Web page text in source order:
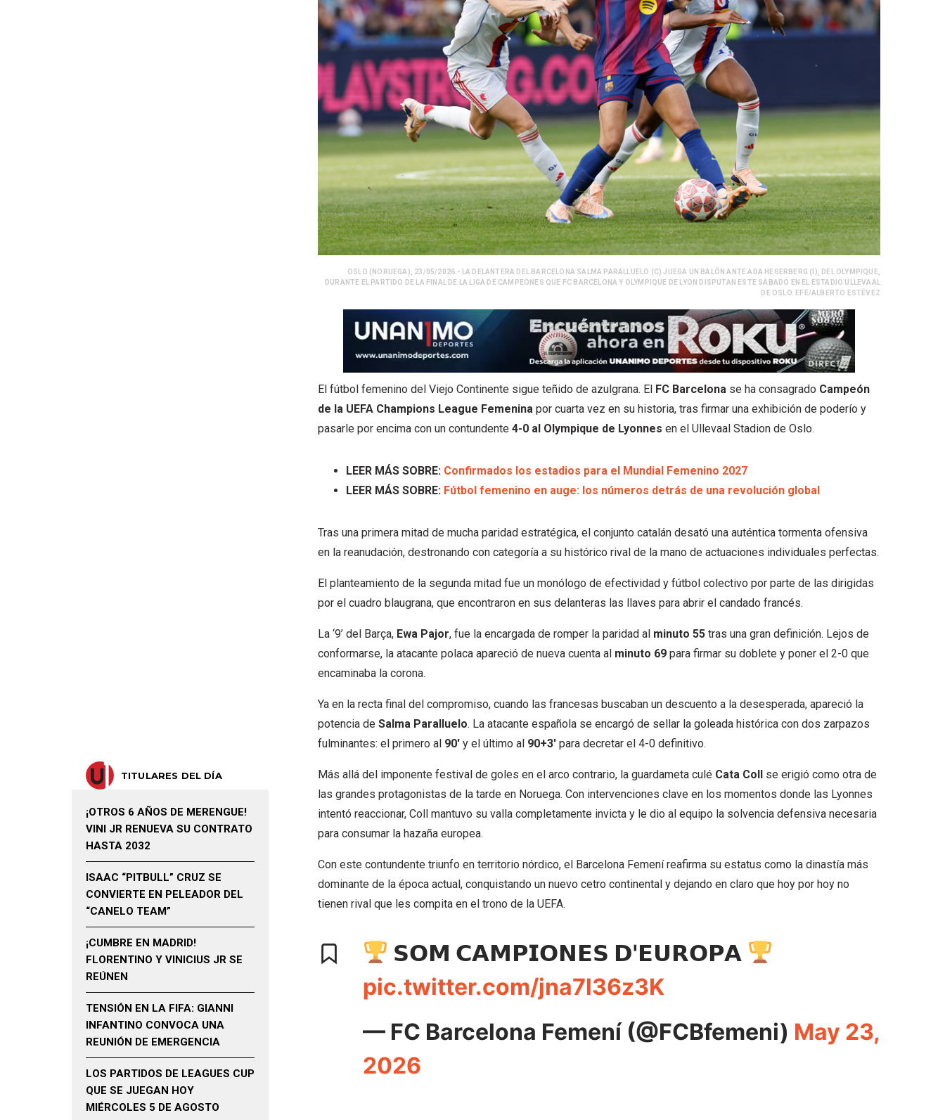
OSLO (NORUEGA), 23/05/2026.- LA DELANTERA DEL BARCELONA SALMA PARALLUELO (C) JUEGA UN BALÓN ANTE ADA HEGERBERG (I), DEL OLYMPIQUE,
DURANTE EL PARTIDO DE LA FINAL DE LA LIGA DE CAMPEONES QUE FC BARCELONA Y OLYMPIQUE DE LYON DISPUTAN ESTE SÁBADO EN EL ESTADIO ULLEVAAL
DE OSLO. EFE/ALBERTO ESTÉVEZ
El fútbol femenino del Viejo Continente sigue teñido de azulgrana. El FC Barcelona se ha consagrado Campeón
de la UEFA Champions League Femenina por cuarta vez en su historia, tras firmar una exhibición de poderío y
pasarle por encima con un contundente 4-0 al Olympique de Lyonnes en el Ullevaal Stadion de Oslo.
LEER MÁS SOBRE: Confirmados los estadios para el Mundial Femenino 2027
LEER MÁS SOBRE: Fútbol femenino en auge: los números detrás de una revolución global
Tras una primera mitad de mucha paridad estratégica, el conjunto catalán desató una auténtica tormenta ofensiva
en la reanudación, destronando con categoría a su histórico rival de la mano de actuaciones individuales perfectas.
El planteamiento de la segunda mitad fue un monólogo de efectividad y fútbol colectivo por parte de las dirigidas
por el cuadro blaugrana, que encontraron en sus delanteras las llaves para abrir el candado francés.
La ‘9’ del Barça, Ewa Pajor, fue la encargada de romper la paridad al minuto 55 tras una gran definición. Lejos de
conformarse, la atacante polaca apareció de nueva cuenta al minuto 69 para firmar su doblete y poner el 2-0 que
encaminaba la corona.
Ya en la recta final del compromiso, cuando las francesas buscaban un descuento a la desesperada, apareció la
potencia de Salma Paralluelo. La atacante española se encargó de sellar la goleada histórica con dos zarpazos
fulminantes: el primero al 90′ y el último al 90+3′ para decretar el 4-0 definitivo.
Más allá del imponente festival de goles en el arco contrario, la guardameta culé Cata Coll se erigió como otra de
las grandes protagonistas de la tarde en Noruega. Con intervenciones clave en los momentos donde las Lyonnes
intentó reaccionar, Coll mantuvo su valla completamente invicta y le dio al equipo la solvencia defensiva necesaria
para consumar la hazaña europea.
Con este contundente triunfo en territorio nórdico, el Barcelona Femení reafirma su estatus como la dinastía más
dominante de la época actual, conquistando un nuevo cetro continental y dejando en claro que hoy por hoy no
tienen rival que les compita en el trono de la UEFA.
𝗦𝗢𝗠 𝗖𝗔𝗠𝗣𝗜𝗢𝗡𝗘𝗦 𝗗'𝗘𝗨𝗥𝗢𝗣𝗔
pic.twitter.com/jna7l36z3K
— FC Barcelona Femení (@FCBfemeni) May 23,
2026
TITULARES DEL DÍA
¡OTROS 6 AÑOS DE MERENGUE!
VINI JR RENUEVA SU CONTRATO
HASTA 2032
ISAAC “PITBULL” CRUZ SE
CONVIERTE EN PELEADOR DEL
“CANELO TEAM”
¡CUMBRE EN MADRID!
FLORENTINO Y VINICIUS JR SE
REÚNEN
TENSIÓN EN LA FIFA: GIANNI
INFANTINO CONVOCA UNA
REUNIÓN DE EMERGENCIA
LOS PARTIDOS DE LEAGUES CUP
QUE SE JUEGAN HOY
MIÉRCOLES 5 DE AGOSTO